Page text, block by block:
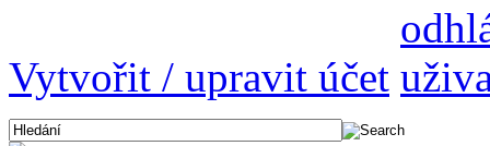
Vytvořit / upravit účet